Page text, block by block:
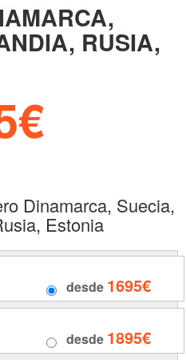
RUSIA,
Dinamarca, Suecia,
Estonia
desde 1695€
desde 1895€